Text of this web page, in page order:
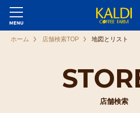
店舗検索
ホーム 店舗検索TOP 地図とリスト